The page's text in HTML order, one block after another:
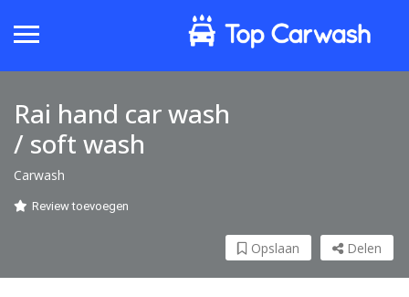
Rai hand car wash
/ soft wash
Carwash
Review toevoegen
Delen
Opslaan